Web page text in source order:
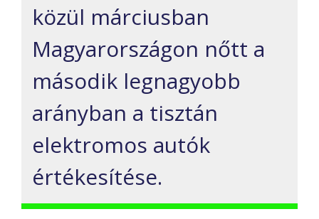
közül márciusban
Magyarországon nőtt a
második legnagyobb
arányban a tisztán
elektromos autók
értékesítése.